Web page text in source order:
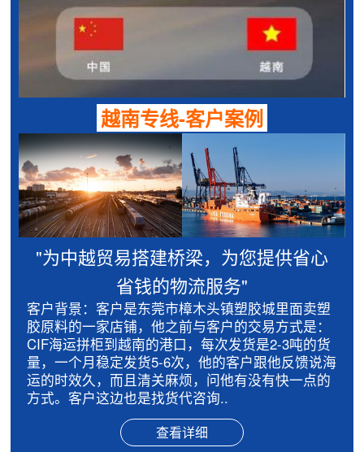
越南专线-客户案例
"为中越贸易搭建桥梁，为您提供省心
省钱的物流服务"
客户背景：客户是东莞市樟木头镇塑胶城里面卖塑
胶原料的一家店铺，他之前与客户的交易方式是：
CIF海运拼柜到越南的港口，每次发货是2-3吨的货
量，一个月稳定发货5-6次，他的客户跟他反馈说海
运的时效久，而且清关麻烦，问他有没有快一点的
方式。客户这边也是找货代咨询..
查看详细